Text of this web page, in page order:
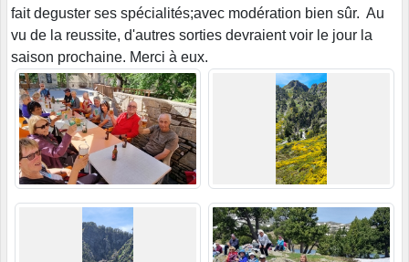
fait deguster ses spécialités;avec modération bien sûr. Au
vu de la reussite, d'autres sorties devraient voir le jour la
saison prochaine. Merci à eux.